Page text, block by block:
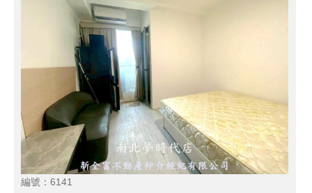
編號：6141